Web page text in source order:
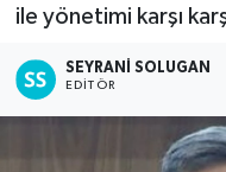
ile yönetimi karşı
SEYRANI SOLUGAN
EDITÖR